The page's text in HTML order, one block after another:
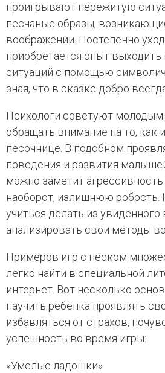
проигрывают пережитую
песчаные образы,
воображении. Постепенно
приобретается опыт
ситуаций с помощью
зная, что в сказке добро
Психологи советуют молодым
обращать внимание на то, как
песочнице. В подобном
поведения и развития
можно заметит
наоборот, излишнюю
учиться делать из
анализировать свои методы
Примеров игр с песком
легко найти в специальной
интернет. Вот несколько
научить ребёнка проявлять
избавляться от страхов,
успешность во время игры:
«Умелые ладошки»